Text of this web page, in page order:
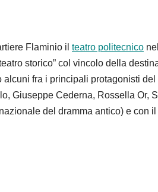
Flaminio il teatro politecnico
storico” col vincolo della
fra i principali protagonisti del
Giuseppe Cederna, Rossella Or,
del dramma antico) e con il